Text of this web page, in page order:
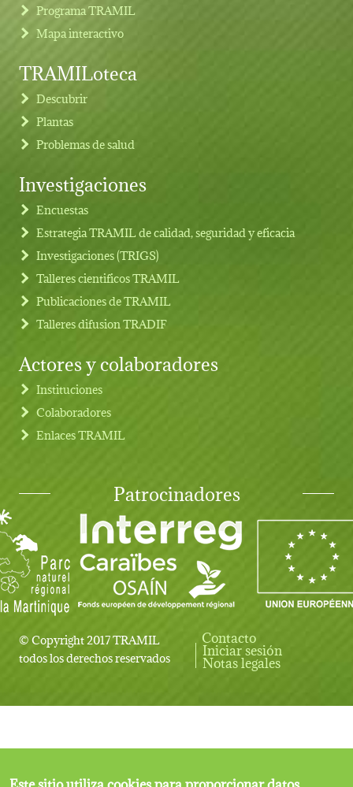
Footer menu
Programa TRAMIL
Mapa interactivo
TRAMILoteca
Descubrir
Plantas
Problemas de salud
Investigaciones
Encuestas
Estrategia TRAMIL de calidad, seguridad y eficacia
Investigaciones (TRIGS)
Talleres cientificos TRAMIL
Publicaciones de TRAMIL
Talleres difusion TRADIF
Actores y colaboradores
Instituciones
Colaboradores
Enlaces TRAMIL
Patrocinadores
© Copyright 2017 TRAMIL
todos los derechos reservados
User account menu
Contacto
Iniciar sesión
Notas legales
Este sitio utiliza cookies para proporcionar datos